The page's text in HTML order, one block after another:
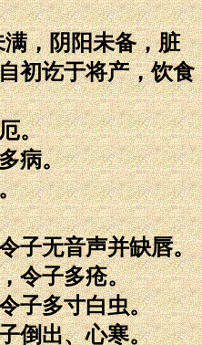
，阴阳未备，脏
初讫于将产，饮食
。
病。
子无音声并缺唇。
令子多疮。
子多寸白虫。
倒出、心寒。